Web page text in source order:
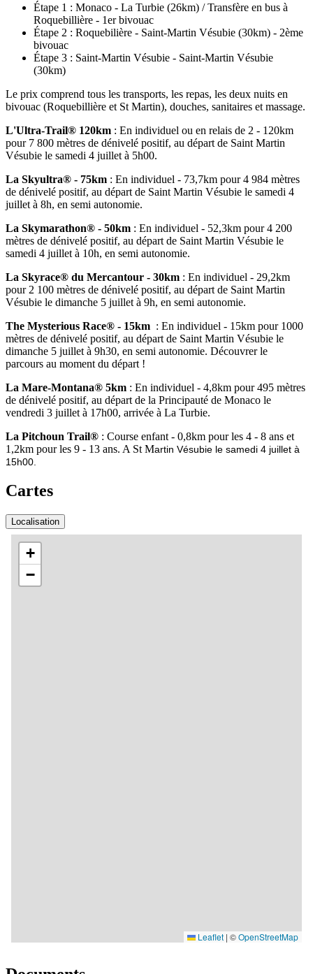
Étape 1 : Monaco - La Turbie (26km) / Transfère en bus à
Roquebillière - 1er bivouac
Étape 2 : Roquebilière - Saint-Martin Vésubie (30km) - 2ème
bivouac
Étape 3 : Saint-Martin Vésubie - Saint-Martin Vésubie
(30km)
Le prix comprend tous les transports, les repas, les deux nuits en
bivouac (Roquebillière et St Martin), douches, sanitaires et massage.
L'Ultra-Trail® 120km : En individuel ou en relais de 2 - 120km
pour 7 800 mètres de dénivelé positif, au départ de Saint Martin
Vésubie le samedi 4 juillet à 5h00.
La Skyultra® - 75km : En individuel - 73,7km pour 4 984 mètres
de dénivelé positif, au départ de Saint Martin Vésubie le samedi 4
juillet à 8h, en semi autonomie.
La Skymarathon® - 50km : En individuel - 52,3km pour 4 200
mètres de dénivelé positif, au départ de Saint Martin Vésubie le
samedi 4 juillet à 10h, en semi autonomie.
La Skyrace® du Mercantour - 30km : En individuel - 29,2km
pour 2 100 mètres de dénivelé positif, au départ de Saint Martin
Vésubie le dimanche 5 juillet à 9h, en semi autonomie.
The Mysterious Race® - 15km : En individuel - 15km pour 1000
mètres de dénivelé positif, au départ de Saint Martin Vésubie le
dimanche 5 juillet à 9h30, en semi autonomie. Découvrer le
parcours au moment du départ !
La Mare-Montana® 5km : En individuel - 4,8km pour 495 mètres
de dénivelé positif, au départ de la Principauté de Monaco le
vendredi 3 juillet à 17h00, arrivée à La Turbie.
La Pitchoun Trail® : Course enfant - 0,8km pour les 4 - 8 ans et
1,2km pour les 9 - 13 ans. A St Martin Vésubie le samedi 4 juillet à
15h00.
Cartes
Localisation